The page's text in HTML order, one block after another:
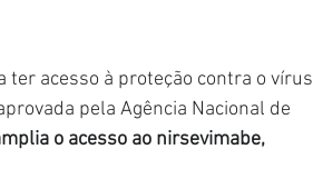
acesso à proteção contra o vírus
pela Agência Nacional de
o acesso ao nirsevimabe,